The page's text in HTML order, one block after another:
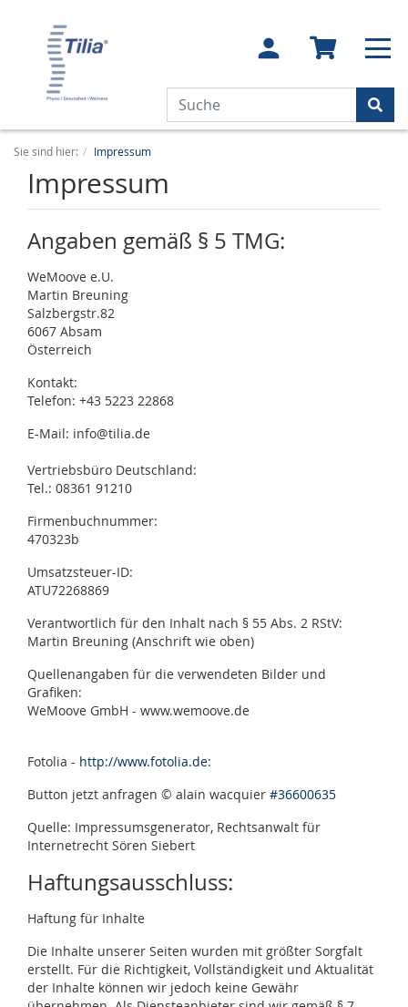
Sie sind hier: Impressum
Impressum
Angaben gemäß § 5 TMG:
WeMoove e.U.
Martin Breuning
Salzbergstr.82
6067 Absam
Österreich
Kontakt:
Telefon: +43 5223 22868
E-Mail: info@tilia.de
Vertriebsbüro Deutschland:
Tel.: 08361 91210
Firmenbuchnummer:
470323b
Umsatzsteuer-ID:
ATU72268869
Verantwortlich für den Inhalt nach § 55 Abs. 2 RStV:
Martin Breuning (Anschrift wie oben)
Quellenangaben für die verwendeten Bilder und
Grafiken:
WeMoove GmbH - www.wemoove.de
Fotolia - http://www.fotolia.de:
Button jetzt anfragen © alain wacquier #36600635
Quelle: Impressumsgenerator, Rechtsanwalt für
Internetrecht Sören Siebert
Haftungsausschluss:
Haftung für Inhalte
Die Inhalte unserer Seiten wurden mit größter Sorgfalt
erstellt. Für die Richtigkeit, Vollständigkeit und Aktualität
der Inhalte können wir jedoch keine Gewähr